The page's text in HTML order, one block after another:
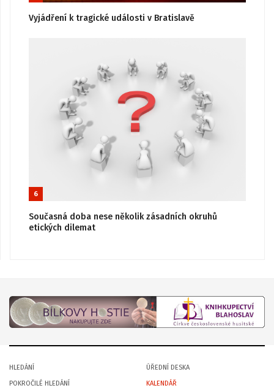
Vyjádření k tragické události v Bratislavě
6
Současná doba nese několik zásadních okruhů
etických dilemat
HLEDÁNÍ
POKROČILÉ HLEDÁNÍ
ÚŘEDNÍ DESKA
KALENDÁŘ